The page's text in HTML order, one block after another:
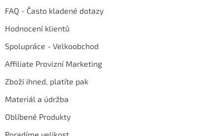
FAQ - Často kladené dotazy
Hodnocení klientů
Spolupráce - Velkoobchod
Affiliate Provizní Marketing
Zboží ihned, platíte pak
Materiál a údržba
Oblíbené Produkty